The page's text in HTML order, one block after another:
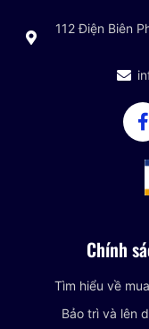
112 Điện Biên
Chính
Tìm hiểu về
Bảo trì và lên